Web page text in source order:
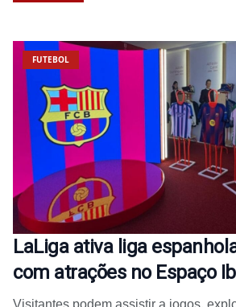
FUTEBOL
LaLiga ativa liga
com atrações no Espaço
Visitantes podem assistir a jogos,